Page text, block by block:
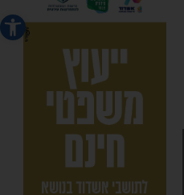
פתח